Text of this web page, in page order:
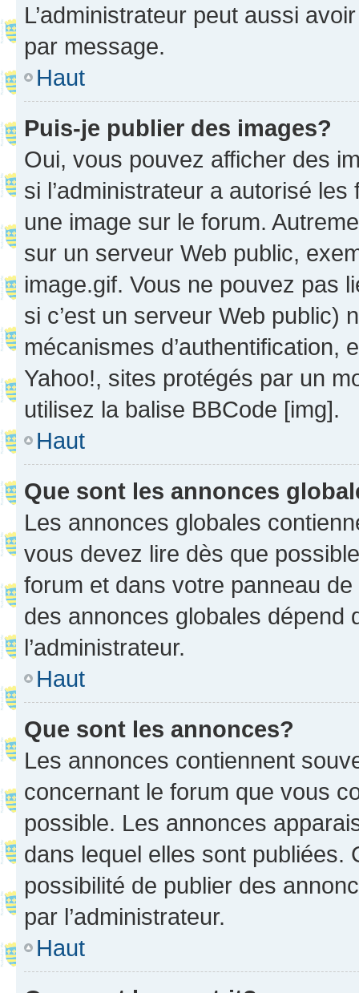
L’administrateur peut aussi
par message.
Haut
Puis-je publier des images?
Oui, vous pouvez afficher des
si l’administrateur a autorisé
une image sur le forum.
sur un serveur Web public,
image.gif. Vous ne pouvez pas
si c’est un serveur Web public)
mécanismes d’authentification,
Yahoo!, sites protégés par un
utilisez la balise BBCode [img].
Haut
Que sont les annonces
Les annonces globales
vous devez lire dès que
forum et dans votre panneau
des annonces globales dépend
l’administrateur.
Haut
Que sont les annonces?
Les annonces contiennent
concernant le forum que vous
possible. Les annonces
dans lequel elles sont publiées.
possibilité de publier des
par l’administrateur.
Haut